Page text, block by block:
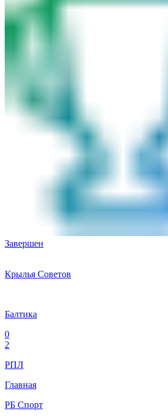
Завершен
Крылья Советов
Балтика
0
2
РПЛ
Главная
РБ Спорт